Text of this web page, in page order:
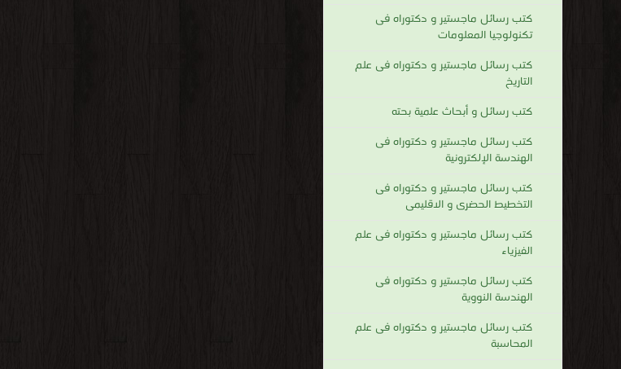
كتب رسائل ماجستير و دكتوراه فى
تكنولوجيا المعلومات
كتب رسائل ماجستير و دكتوراه فى علم
التاريخ
كتب رسائل و أبحاث علمية بحته
كتب رسائل ماجستير و دكتوراه فى
الهندسة الإلكترونية
كتب رسائل ماجستير و دكتوراه فى
التخطيط الحضرى و الاقليمى
كتب رسائل ماجستير و دكتوراه فى علم
الفيزياء
كتب رسائل ماجستير و دكتوراه فى
الهندسة النووية
كتب رسائل ماجستير و دكتوراه فى علم
المحاسبة